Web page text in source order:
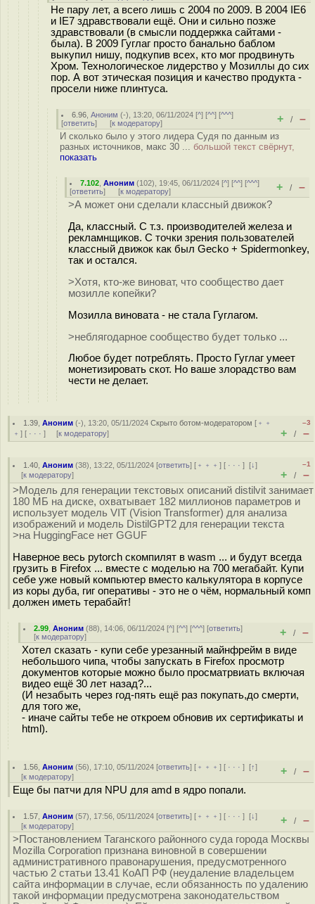
Не пару лет, а всего лишь с 2004 по 2009. В 2004 IE6
и IE7 здравствовали ещё. Они и сильно позже
здравствовали (в смысли поддержка сайтами -
была). В 2009 Гуглаг просто банально баблом
выкупил нишу, подкупив всех, кто мог продвинуть
Хром. Технологическое лидерство у Мозиллы до сих
пор. А вот этическая позиция и качество продукта -
просели ниже плинтуса.
6.96 ,Аноним (-), 13:20, 06/11/2024 [^] [^^] [^^^]
[ответить] [к модератору] + / –
И сколько было у этого лидера Судя по данным из
разных источников, макс 30 ... большой текст свёрнут,
показать
7.102 ,Аноним (102), 19:45, 06/11/2024 [^] [^^] [^^^]
[ответить] [к модератору] + / –
>А может они сделали классный движок?
Да, классный. С т.з. производителей железа и
рекламнщиков. С точки зрения пользователей
классный движок как был Gecko + Spidermonkey,
так и остался.
>Хотя, кто-же виноват, что сообщество дает
мозилле копейки?
Мозилла виновата - не стала Гуглагом.
>неблягодарное сообщество будет только ...
Любое будет потреблять. Просто Гуглаг умеет
монетизировать скот. Но ваше злорадство вам
чести не делает.
1.39 ,Аноним (-), 13:20, 05/11/2024Скрыто ботом-модератором [ ﹢﹢
﹢ ] [ · · · ] [к модератору]
–3
+ / –
1.40 ,Аноним (38), 13:22, 05/11/2024 [ответить] [ ﹢﹢﹢] [ · · ·][↓]
[к модератору]
–1
+ / –
>Модель для генерации текстовых описаний distilvit занимает
180 МБ на диске, охватывает 182 миллионов параметров и
использует модель VIT (Vision Transformer) для анализа
изображений и модель DistilGPT2 для генерации текста
>на HuggingFace нет GGUF
Наверное весь pytorch скомпилят в wasm ... и будут всегда
грузить в Firefox ... вместе с моделью на 700 мегабайт. Купи
себе уже новый компьютер вместо калькулятора в корпусе
из коры дуба, гиг оперативы - это не о чём, нормальный комп
должен иметь терабайт!
2.99 ,Аноним (88), 14:06, 06/11/2024 [^] [^^] [^^^] [ответить]
[к модератору] + / –
Хотел сказать - купи себе урезанный майнфрейм в виде
небольшого чипа, чтобы запускать в Firefox просмотр
документов которые можно было просматрвиать включая
видео ещё 30 лет назад?...
(И незабыть через год-пять ещё раз покупать,до смерти,
для того же,
- иначе сайты тебе не откроем обновив их сертификаты и
html).
1.56 ,Аноним (56), 17:10, 05/11/2024 [ответить] [ ﹢﹢﹢] [ · · ·][↑]
[к модератору] + / –
Еще бы патчи для NPU для amd в ядро попали.
1.57 ,Аноним (57), 17:56, 05/11/2024 [ответить] [ ﹢﹢﹢] [ · · ·][↓]
[к модератору] + / –
>Постановлением Таганского районного суда города Москвы
Mozilla Corporation признана виновной в совершении
административного правонарушения, предусмотренного
частью 2 статьи 13.41 КоАП РФ (неудаление владельцем
сайта информации в случае, если обязанность по удалению
такой информации предусмотрена законодательством